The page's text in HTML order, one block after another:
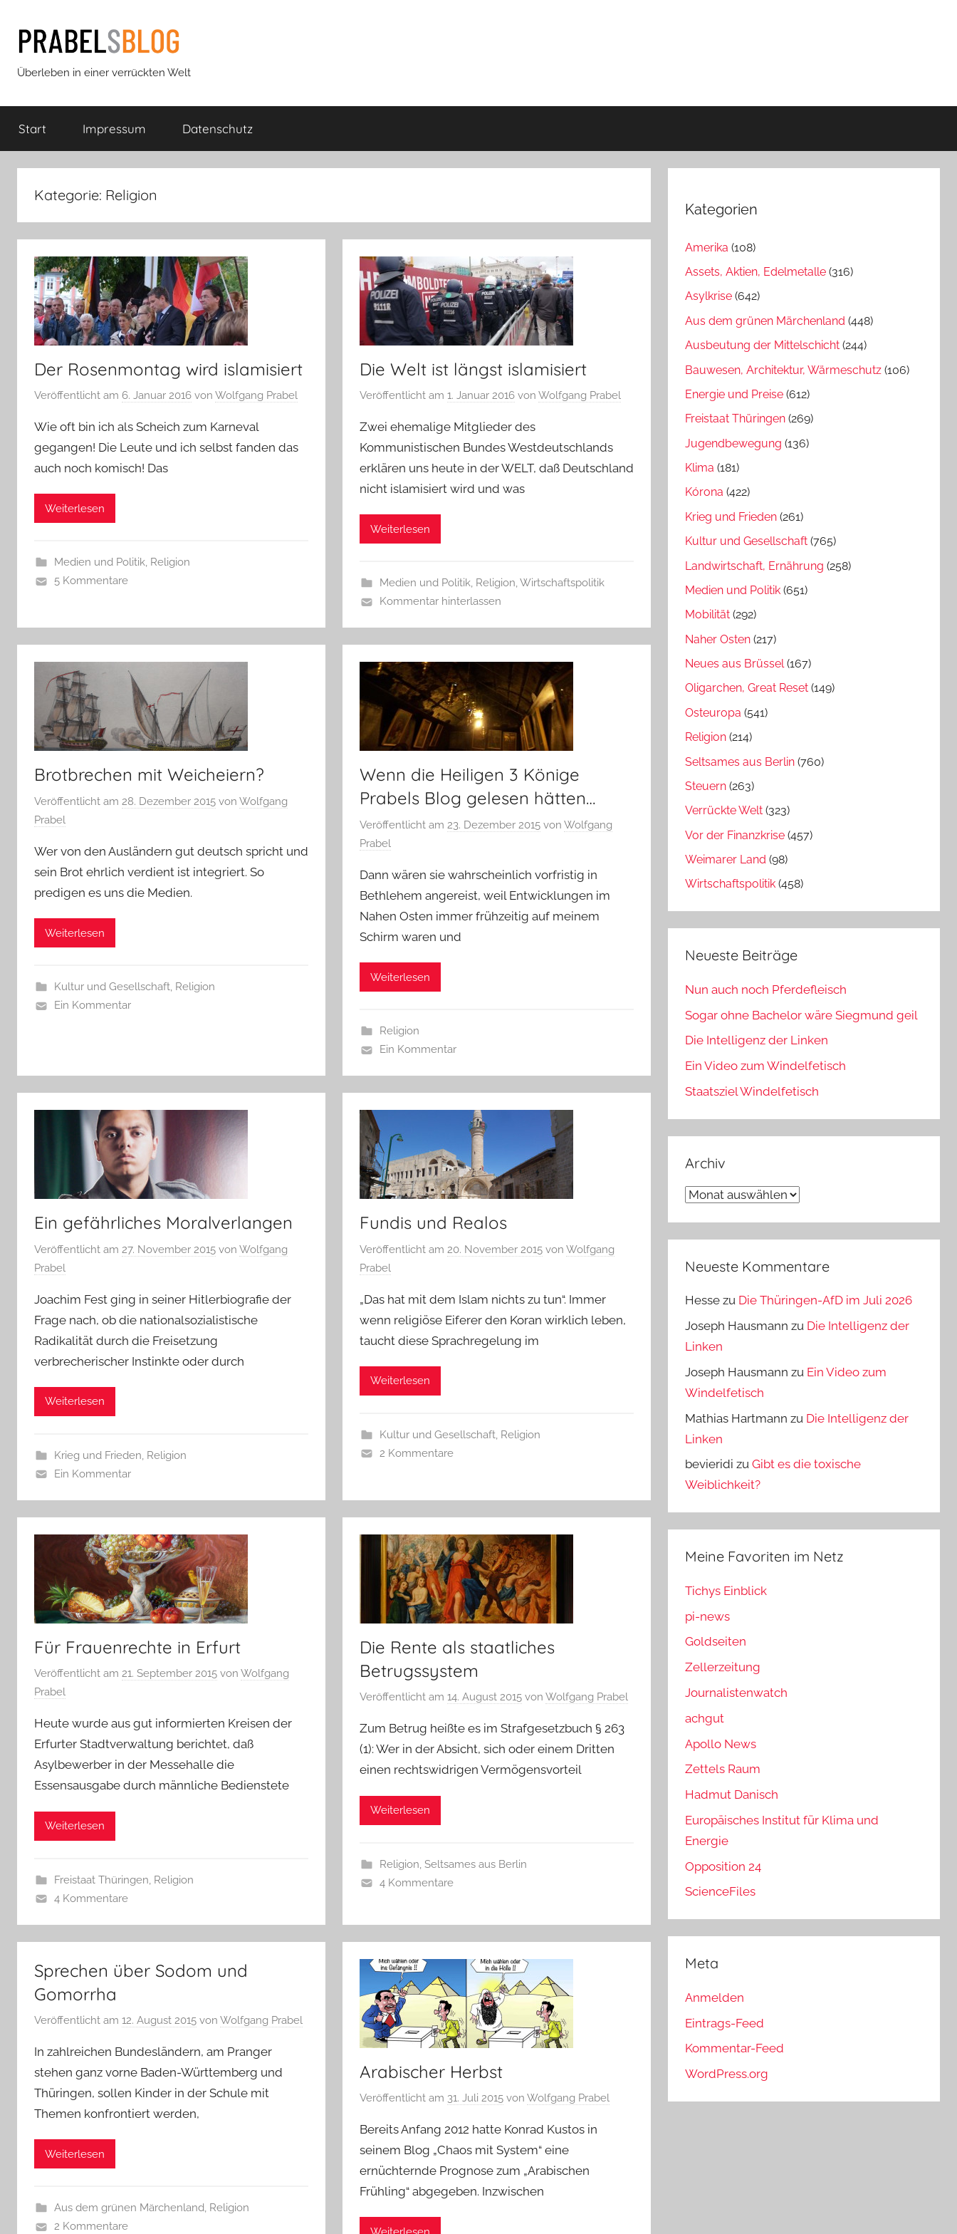
Inhalt
springen
Prabels
Blog
Überleben in einer verrückten Welt
Start Impressum Datenschutz
Kategorie: Religion
Der Rosenmontag wird islamisiert
Veröffentlicht am 6. Januar 2016 von Wolfgang Prabel
Wie oft bin ich als Scheich zum Karneval
gegangen! Die Leute und ich selbst fanden das
auch noch komisch! Das
Weiterlesen
Medien und Politik, Religion
5 Kommentare
Die Welt ist längst islamisiert
Veröffentlicht am1. Januar 2016 vonWolfgang Prabel
Zwei ehemalige Mitglieder des
Kommunistischen Bundes Westdeutschlands
erklären uns heute in der WELT, daß Deutschland
nicht islamisiert wird und was
Weiterlesen
Medien und Politik, Religion,Wirtschaftspolitik
Kommentar hinterlassen
Brotbrechen mit Weicheiern?
Veröffentlicht am 28. Dezember 2015 von Wolfgang
Prabel
Wer von den Ausländern gut deutsch spricht und
sein Brot ehrlich verdient ist integriert. So
predigen es uns die Medien.
Weiterlesen
Kultur und Gesellschaft, Religion
Ein Kommentar
Wenn die Heiligen 3 Könige
Prabels Blog gelesen hätten…
Veröffentlicht am23. Dezember 2015 vonWolfgang
Prabel
Dann wären sie wahrscheinlich vorfristig in
Bethlehem angereist, weil Entwicklungen im
Nahen Osten immer frühzeitig auf meinem
Schirm waren und
Weiterlesen
Religion
Ein Kommentar
Ein gefährliches Moralverlangen
Veröffentlicht am 27. November 2015 von Wolfgang
Prabel
Joachim Fest ging in seiner Hitlerbiografie der
Frage nach, ob die nationalsozialistische
Radikalität durch die Freisetzung
verbrecherischer Instinkte oder durch
Weiterlesen
Krieg und Frieden, Religion
Ein Kommentar
Fundis und Realos
Veröffentlicht am 20. November 2015 vonWolfgang
Prabel
„Das hat mit dem Islam nichts zu tun“. Immer
wenn religiöse Eiferer den Koran wirklich leben,
taucht diese Sprachregelung im
Weiterlesen
Kultur und Gesellschaft, Religion
2 Kommentare
Für Frauenrechte in Erfurt
Veröffentlicht am 21. September 2015 von Wolfgang
Prabel
Heute wurde aus gut informierten Kreisen der
Erfurter Stadtverwaltung berichtet, daß
Asylbewerber in der Messehalle die
Essensausgabe durch männliche Bedienstete
Weiterlesen
Freistaat Thüringen Religion
4 Kommentare
Die Rente als staatliches
Betrugssystem
Veröffentlicht am14. August 2015 vonWolfgang Prabel
Zum Betrug heißte es im Strafgesetzbuch § 263
(1): Wer in der Absicht, sich oder einem Dritten
einen rechtswidrigen Vermögensvorteil
Weiterlesen
Religion Seltsames aus Berlin
4 Kommentare
Sprechen über Sodom und
Gomorrha
Veröffentlicht am 12. August 2015 von Wolfgang Prabel
In zahlreichen Bundesländern, am Pranger
stehen ganz vorne Baden-Württemberg und
Thüringen, sollen Kinder in der Schule mit
Themen konfrontiert werden,
Weiterlesen
Aus dem grünen Märchenland, Religion
2 Kommentare
Arabischer Herbst
Veröffentlicht am 31. Juli 2015 vonWolfgang Prabel
Bereits Anfang 2012 hatte Konrad Kustos in
seinem Blog „Chaos mit System“ eine
ernüchternde Prognose zum „Arabischen
Frühling“ abgegeben. Inzwischen
Kategorien
Amerika (108)
Assets, Aktien, Edelmetalle (316)
Asylkrise (642)
Aus dem grünen Märchenland (448)
Ausbeutung der Mittelschicht (244)
Bauwesen, Architektur, Wärmeschutz (106)
Energie und Preise (612)
Freistaat Thüringen (269)
Jugendbewegung (136)
Klima (181)
Kórona (422)
Krieg und Frieden (261)
Kultur und Gesellschaft (765)
Landwirtschaft, Ernährung (258)
Medien und Politik (651)
Mobilität (292)
Naher Osten (217)
Neues aus Brüssel(167)
Oligarchen, Great Reset (149)
Osteuropa (541)
Religion (214)
Seltsames aus Berlin (760)
Steuern (263)
Verrückte Welt (323)
Vor der Finanzkrise (457)
Weimarer Land (98)
Wirtschaftspolitik (458)
Neueste Beiträge
Nun auch noch Pferdefleisch
Sogar ohne Bachelor wäre Siegmund geil
Die Intelligenz der Linken
Ein Video zum Windelfetisch
Staatsziel Windelfetisch
Archiv
Archiv
Neueste Kommentare
Hesse zu Die Thüringen-AfD im Juli 2026
Joseph Hausmann zu Die Intelligenz der
Linken
Joseph Hausmann zu Ein Video zum
Windelfetisch
Mathias Hartmann zu Die Intelligenz der
Linken
bevieridi zuGibt es die toxische
Weiblichkeit?
Meine Favoriten im Netz
Tichys Einblick
pi-news
Goldseiten
Zellerzeitung
Journalistenwatch
achgut
Apollo News
Zettels Raum
Hadmut Danisch
Europäisches Institut für Klima und
Energie
Opposition 24
ScienceFiles
Meta
Anmelden
Eintrags-Feed
Kommentar-Feed
WordPress.org